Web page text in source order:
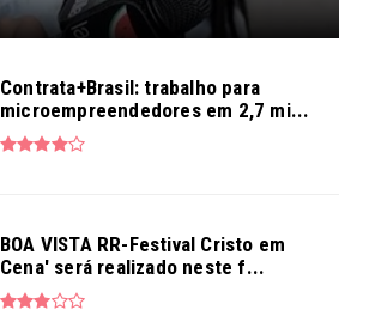
Contrata+Brasil: trabalho para
microempreendedores em 2,7 mi...
BOA VISTA RR-Festival Cristo em
Cena' será realizado neste f...